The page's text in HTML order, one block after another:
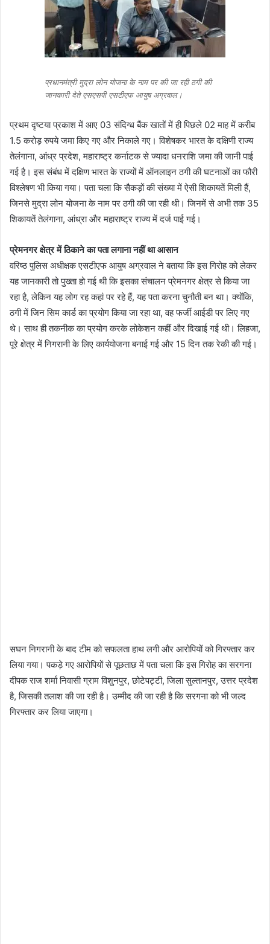
प्रधानमंत्री मुद्रा लोन योजना के नाम पर की जा रही ठगी की
जानकारी देते एसएसपी एसटीएफ आयुष अग्रवाल।
प्रथम दृष्टया प्रकाश में आए 03 संदिग्ध बैंक खातों में ही पिछले 02 माह में करीब
1.5 करोड़ रुपये जमा किए गए और निकाले गए। विशेषकर भारत के दक्षिणी राज्य
तेलंगाना, आंध्र प्रदेश, महाराष्ट्र कर्नाटक से ज्यादा धनराशि जमा की जानी पाई
गई है। इस संबंध में दक्षिण भारत के राज्यों में ऑनलाइन ठगी की घटनाओं का फौरी
विश्लेषण भी किया गया। पता चला कि सैकड़ों की संख्या में ऐसी शिकायतें मिली हैं,
जिनसे मुद्रा लोन योजना के नाम पर ठगी की जा रही थी। जिनमें से अभी तक 35
शिकायतें तेलंगाना, आंध्रा और महाराष्ट्र राज्य में दर्ज पाई गई।
प्रेमनगर क्षेत्र में ठिकाने का पता लगाना नहीं था आसान
वरिष्ठ पुलिस अधीक्षक एसटीएफ आयुष अग्रवाल ने बताया कि इस गिरोह को लेकर
यह जानकारी तो पुख्ता हो गई थी कि इसका संचालन प्रेमनगर क्षेत्र से किया जा
रहा है, लेकिन यह लोग रह कहां पर रहे हैं, यह पता करना चुनौती बन था। क्योंकि,
ठगी में जिन सिम कार्ड का प्रयोग किया जा रहा था, वह फर्जी आईडी पर लिए गए
थे। साथ ही तकनीक का प्रयोग करके लोकेशन कहीं और दिखाई गई थी। लिहजा,
पूरे क्षेत्र में निगरानी के लिए कार्ययोजना बनाई गई और 15 दिन तक रेकी की गई।
सघन निगरानी के बाद टीम को सफलता हाथ लगी और आरोपियों को गिरफ्तार कर
लिया गया। पकड़े गए आरोपियों से पूछताछ में पता चला कि इस गिरोह का सरगना
दीपक राज शर्मा निवासी ग्राम विशुनपुर, छोटेपट्टी, जिला सुल्तानपुर, उत्तर प्रदेश
है, जिसकी तलाश की जा रही है। उम्मीद की जा रही है कि सरगना को भी जल्द
गिरफ्तार कर लिया जाएगा।